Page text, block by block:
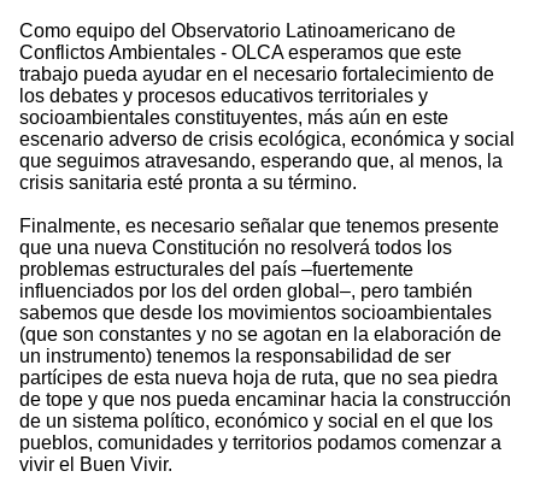
Como equipo del Observatorio Latinoamericano de
Conflictos Ambientales - OLCA esperamos que este
trabajo pueda ayudar en el necesario fortalecimiento de
los debates y procesos educativos territoriales y
socioambientales constituyentes, más aún en este
escenario adverso de crisis ecológica, económica y social
que seguimos atravesando, esperando que, al menos, la
crisis sanitaria esté pronta a su término.
Finalmente, es necesario señalar que tenemos presente
que una nueva Constitución no resolverá todos los
problemas estructurales del país –fuertemente
influenciados por los del orden global–, pero también
sabemos que desde los movimientos socioambientales
(que son constantes y no se agotan en la elaboración de
un instrumento) tenemos la responsabilidad de ser
partícipes de esta nueva hoja de ruta, que no sea piedra
de tope y que nos pueda encaminar hacia la construcción
de un sistema político, económico y social en el que los
pueblos, comunidades y territorios podamos comenzar a
vivir el Buen Vivir.